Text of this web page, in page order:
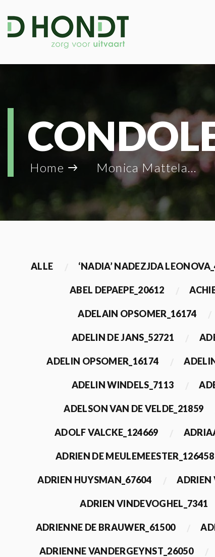
Home Monica Mattelaer_75106
ALLE ‘NADIA’ NADEZJDA
ABEL DEPAEPE_20612
ADELAIN OPSOMER_16174
ADELIN DE JANS_52721
ADELIN OPSOMER_16174
ADELIN WINDELS_7113
ADELSON VAN DE VELDE_21859
ADOLF VALCKE_124669
ADRIEN DE MEULEMEESTER_126458
ADRIEN HUYSMAN_67604 ADRIEN
ADRIEN VINDEVOGHEL_7341
ADRIENNE DE BRAUWER_61500
ADRIENNE VANDERGEYNST_26050